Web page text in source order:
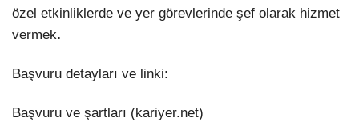
özel etkinliklerde ve yer görevlerinde şef olarak hizmet
vermek.
Başvuru detayları ve linki:
Başvuru ve şartları (kariyer.net)